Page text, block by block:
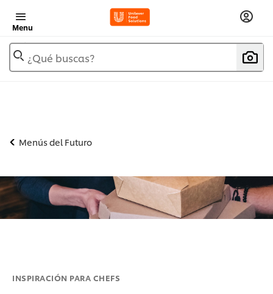
Menu
¿Qué buscas?
Menús del Futuro
INSPIRACIÓN PARA CHEFS